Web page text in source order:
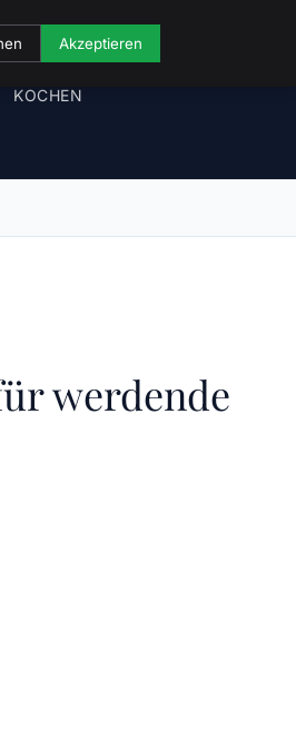
KOCHEN
werdende
Akzeptieren